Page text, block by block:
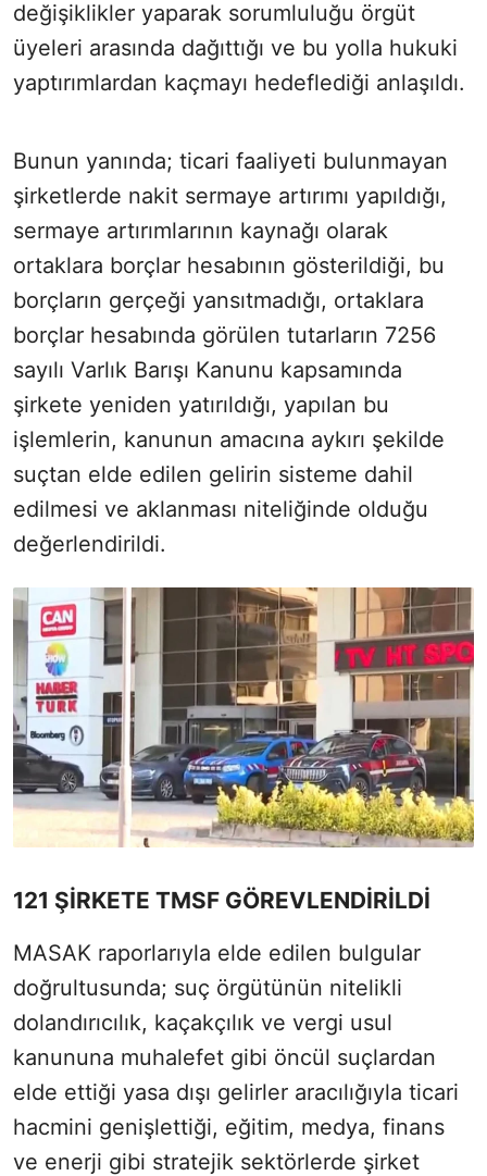
değişiklikler yaparak sorumluluğu örgüt
üyeleri arasında dağıttığı ve bu yolla hukuki
yaptırımlardan kaçmayı hedeflediği anlaşıldı.
Bunun yanında; ticari faaliyeti bulunmayan
şirketlerde nakit sermaye artırımı yapıldığı,
sermaye artırımlarının kaynağı olarak
ortaklara borçlar hesabının gösterildiği, bu
borçların gerçeği yansıtmadığı, ortaklara
borçlar hesabında görülen tutarların 7256
sayılı Varlık Barışı Kanunu kapsamında
şirkete yeniden yatırıldığı, yapılan bu
işlemlerin, kanunun amacına aykırı şekilde
suçtan elde edilen gelirin sisteme dahil
edilmesi ve aklanması niteliğinde olduğu
değerlendirildi.
121 ŞİRKETE TMSF GÖREVLENDİRİLDİ
MASAK raporlarıyla elde edilen bulgular
doğrultusunda; suç örgütünün nitelikli
dolandırıcılık, kaçakçılık ve vergi usul
kanununa muhalefet gibi öncül suçlardan
elde ettiği yasa dışı gelirler aracılığıyla ticari
hacmini genişlettiği, eğitim, medya, finans
ve enerji gibi stratejik sektörlerde şirket